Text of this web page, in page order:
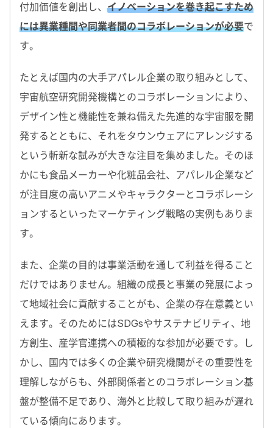
付加価値を創出し、 イノベーションを巻き起こすため
には異業種間や同業者間のコラボレーションが必要で
す。
たとえば国内の大手アパレル企業の取り組みとして、
宇宙航空研究開発機構とのコラボレーションにより、
デザイン性と機能性を兼ね備えた先進的な宇宙服を開
発するとともに、それをタウンウェアにアレンジする
という斬新な試みが大きな注目を集めました。そのほ
かにも食品メーカーや化粧品会社、アパレル企業など
が注目度の高いアニメやキャラクターとコラボレーシ
ョンするといったマーケティング戦略の実例もありま
す。
また、企業の目的は事業活動を通して利益を得ること
だけではありません。組織の成長と事業の発展によっ
て地域社会に貢献することがも、企業の存在意義とい
えます。そのためにはSDGsやサステナビリティ、地
方創生、産学官連携への積極的な参加が必要です。し
かし、国内では多くの企業や研究機関がその重要性を
理解しながらも、外部関係者とのコラボレーション基
盤が整備不足であり、海外と比較して取り組みが遅れ
ている傾向にあります。